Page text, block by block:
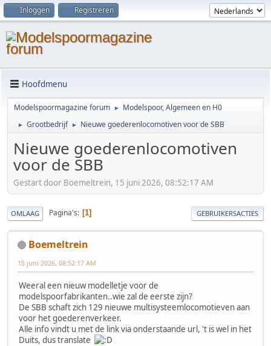
Inloggen Registreren
Hoofdmenu
Modelspoormagazine forum ► Modelspoor, Algemeen en H0
► Grootbedrijf ► Nieuwe goederenlocomotiven voor de SBB
Nieuwe goederenlocomotiven
voor de SBB
Gestart door Boemeltrein, 15 juni 2026, 08:52:17 AM
OMLAAG Pagina's 1 GEBRUIKERSACTIES
Boemeltrein
15 juni 2026, 08:52:17 AM
Weeral een nieuw modelletje voor de
modelspoorfabrikanten..wie zal de eerste zijn?
De SBB schaft zich 129 nieuwe multisysteemlocomotieven aan
voor het goederenverkeer.
Alle info vindt u met de link via onderstaande url, 't is wel in het
Duits, dus translate